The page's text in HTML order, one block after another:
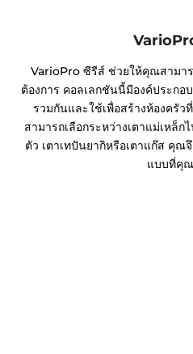
VarioPro ซีรีส์ ช่วยให้คุณสามา
ต้องการ คอลเลกชันนี้มีองค์ประก
รวมกันและใช้เพื่อสร้างห้องครั
สามารถเลือกระหว่างเตาแม่เหล็
ตัว เตาเทปันยากิหรือเตาแก๊ส คุณ
แบบที่คุ